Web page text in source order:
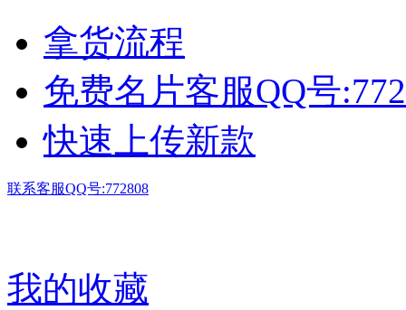
拿货流程
免费名片客服QQ号
快速上传新款
联系客服QQ号:772808
我的收藏